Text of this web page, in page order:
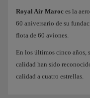
Royal Air Maroc es la
60 aniversario de su
flota de 60 aviones.
En los últimos cinco años,
calidad han sido
calidad a cuatro estrellas.